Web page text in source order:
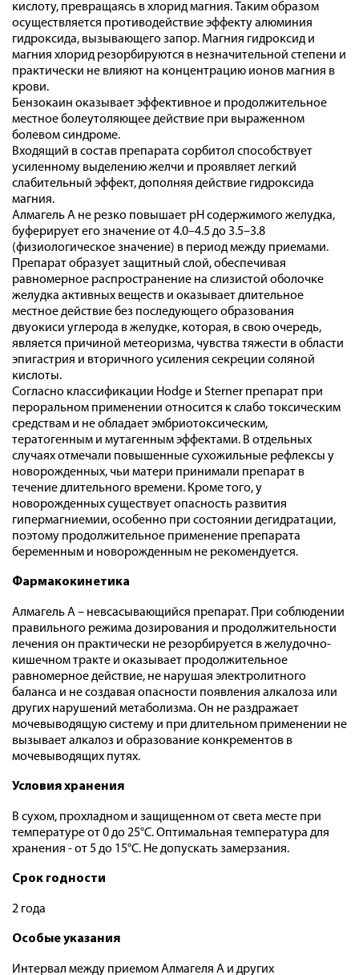
кислоту, превращаясь в хлорид магния. Таким образом
осуществляется противодействие эффекту алюминия
гидроксида, вызывающего запор. Магния гидроксид и
магния хлорид резорбируются в незначительной степени и
практически не влияют на концентрацию ионов магния в
крови.
Бензокаин оказывает эффективное и продолжительное
местное болеутоляющее действие при выраженном
болевом синдроме.
Входящий в состав препарата сорбитол способствует
усиленному выделению желчи и проявляет легкий
слабительный эффект, дополняя действие гидроксида
магния.
Алмагель А не резко повышает рН содержимого желудка,
буферирует его значение от 4.0–4.5 до 3.5–3.8
(физиологическое значение) в период между приемами.
Препарат образует защитный слой, обеспечивая
равномерное распространение на слизистой оболочке
желудка активных веществ и оказывает длительное
местное действие без последующего образования
двуокиси углерода в желудке, которая, в свою очередь,
является причиной метеоризма, чувства тяжести в области
эпигастрия и вторичного усиления секреции соляной
кислоты.
Согласно классификации Hodge и Sterner препарат при
пероральном применении относится к слабо токсическим
средствам и не обладает эмбриотоксическим,
тератогенным и мутагенным эффектами. В отдельных
случаях отмечали повышенные сухожильные рефлексы у
новорожденных, чьи матери принимали препарат в
течение длительного времени. Кроме того, у
новорожденных существует опасность развития
гипермагниемии, особенно при состоянии дегидратации,
поэтому продолжительное применение препарата
беременным и новорожденным не рекомендуется.
Фармакокинетика
Алмагель А – невсасывающийся препарат. При соблюдении
правильного режима дозирования и продолжительности
лечения он практически не резорбируется в желудочно-
кишечном тракте и оказывает продолжительное
равномерное действие, не нарушая электролитного
баланса и не создавая опасности появления алкалоза или
других нарушений метаболизма. Он не раздражает
мочевыводящую систему и при длительном применении не
вызывает алкалоз и образование конкрементов в
мочевыводящих путях.
Условия хранения
В сухом, прохладном и защищенном от света месте при
температуре от 0 до 25°С. Оптимальная температура для
хранения - от 5 до 15°С. Не допускать замерзания.
Срок годности
2 года
Особые указания
Интервал между приемом Алмагеля А и других